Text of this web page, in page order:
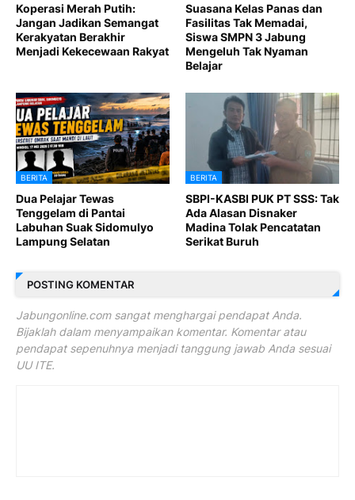
Koperasi Merah Putih:
Jangan Jadikan Semangat
Kerakyatan Berakhir
Menjadi Kekecewaan Rakyat
Suasana Kelas Panas dan
Fasilitas Tak Memadai,
Siswa SMPN 3 Jabung
Mengeluh Tak Nyaman
Belajar
BERITA
Dua Pelajar Tewas
Tenggelam di Pantai
Labuhan Suak Sidomulyo
Lampung Selatan
BERITA
SBPI-KASBI PUK PT SSS: Tak
Ada Alasan Disnaker
Madina Tolak Pencatatan
Serikat Buruh
POSTING KOMENTAR
Jabungonline.com sangat menghargai pendapat Anda.
Bijaklah dalam menyampaikan komentar. Komentar atau
pendapat sepenuhnya menjadi tanggung jawab Anda sesuai
UU ITE.